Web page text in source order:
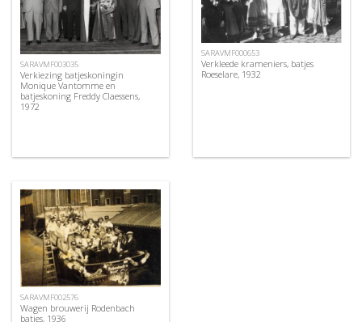
SARAVMF003035
Verkiezing batjeskoningin
Monique Vantomme en
batjeskoning Freddy Claessens,
1972
SARAVMF000653
Verkleede krameniers, batjes
Roeselare, 1932
SARAVMF002576
Wagen brouwerij Rodenbach
batjes, 1936